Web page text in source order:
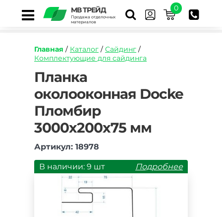
МВ ТРЕЙД
Продажа отделочных
материалов
0
Главная / Каталог / Сайдинг /
Комплектующие для сайдинга
https://mvtrade.ru/images/id/normal/planka-
okolookonnaya-
docke-
plombir-
3600-
mm.jpg
Планка
околооконная Docke
Пломбир
3000х200х75 мм
Артикул: 18978
В наличии: 9 шт Подробнее